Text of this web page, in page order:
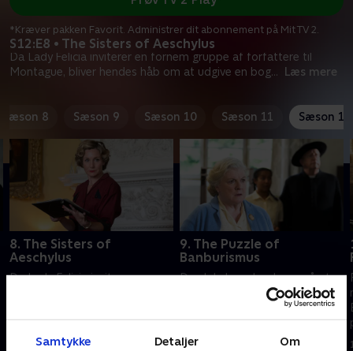
Samtykke Detaljer Om
S12:E8 • The Sisters of Aeschylus
Da Lady Felicia inviterer en fornem gruppe af forfattere til
Montague, bliver hendes håb om at udgive en bog... Læs mere
*Kræver pakken Favorit. Administrer dit abonnement på Mit TV 2.
Sæson 8 Sæson 9 Sæson 10 Sæson 11 Sæson 12
8. The Sisters of
Aeschylus
Da Lady Felicia inviterer en
om at udgive en bog
overskygget af et mord.
1. juli 2026 • 44 min
9. The Puzzle of
Banburismus
Den lokale sy-kreds syr på et
vægtæppe om Kemblefords
fortid. Men uenigheder ulmer,
og da kredsens leder myrdes,
må fader Brown rede trådene
1. juli 2026 • 44 min